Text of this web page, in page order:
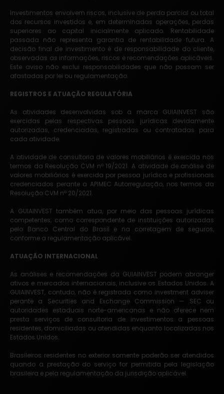
Investimentos envolvem riscos, inclusive de perda parcial ou total
dos recursos investidos e, em determinadas operações, perdas
superiores ao capital inicialmente aplicado. Rentabilidade
passada não representa garantia de rentabilidade futura. A
decisão final de investimento é de responsabilidade do cliente,
observadas as informações, riscos e recomendações aplicáveis.
Este aviso não exclui responsabilidades que não possam ser
afastadas por lei ou regulamentação.
REGISTROS E ATUAÇÃO REGULATÓRIA
As atividades desenvolvidas sob a marca GUIAINVEST são
exercidas pelas respectivas pessoas jurídicas devidamente
autorizadas, credenciadas, registradas ou contratadas para
cada atividade.
A atividade de consultoria de valores mobiliários é exercida nos
termos da Resolução CVM nº 19/2021. A atividade de análise de
valores mobiliários é exercida por pessoa jurídica e profissionais
credenciados perante a APIMEC Autorregulação, nos termos da
Resolução CVM nº 20/2021.
A GUIAINVEST também atua, por meio das pessoas jurídicas
competentes, como correspondente de instituições autorizadas
pelo Banco Central do Brasil e na corretagem de seguros,
conforme a regulamentação aplicável.
ATUAÇÃO INTERNACIONAL
As análises e recomendações da GUIAINVEST podem abranger
ativos e mercados internacionais, inclusive os Estados Unidos. A
GUIAINVEST, contudo, não é registrada como investment adviser
perante a Securities and Exchange Commission — SEC ou
autoridades estaduais norte-americanas e não oferece nem
presta serviços de consultoria de investimentos a pessoas
residentes, domiciliadas ou atendidas enquanto localizadas nos
Estados Unidos.
Brasileiros residentes no exterior somente poderão ser atendidos
quando a prestação do serviço for permitida pela legislação
brasileira e pela regulamentação da jurisdição aplicável.